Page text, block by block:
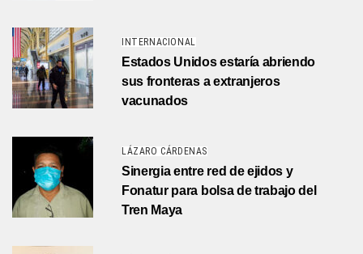
INTERNACIONAL
Estados Unidos estaría abriendo
sus fronteras a extranjeros
vacunados
LÁZARO CÁRDENAS
Sinergia entre red de ejidos y
Fonatur para bolsa de trabajo del
Tren Maya